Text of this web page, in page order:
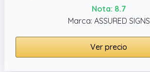
Nota: 8.7
Marca: ASSURED SIGNS
Ver precio